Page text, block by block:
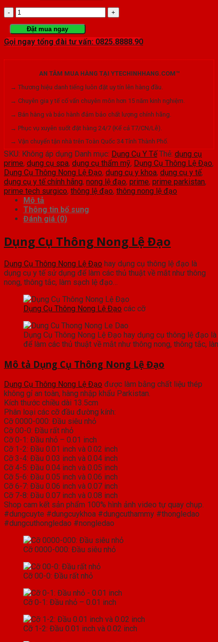
Dụng
Cụ
Thông
Nong
số
lượng
Đặt mua ngay
Gọi ngay tổng đài tư vấn: 0825.8888.90
AN TÂM MUA HÀNG TẠI YTECHINHHANG.COM™
→ Thương hiệu danh tiếng luôn đặt uy tín lên hàng đầu.
→ Chuyên gia y tế cố vấn chuyên môn hơn 15 năm kinh nghiệm.
→ Bán hàng và bảo hành đảm bảo chất lượng chính hãng.
→ Phục vụ xuyên suốt đặt hàng 24/7 (Kể cả T7/CN/Lễ).
→ Vận chuyển tận nhà trên Toàn Quốc 34 Tỉnh Thành Phố.
SKU: Không áp dụng Danh mục: Dụng Cụ Y Tế Thẻ: dụng cụ
prime, dụng cụ spa, dụng cụ thẩm mỹ, Dụng Cụ Thông Lệ Đạo,
Dụng Cụ Thông Nong Lệ Đạo, dụng cụ y khoa, dụng cụ y tế,
dụng cụ y tế chính hãng, nong lệ đạo, prime, prime parkistan,
prime tech surgico, thông lệ đạo, thông nong lệ đạo
Mô tả
Thông tin bổ sung
Đánh giá (0)
Dụng Cụ Thông Nong Lệ Đạo
Dụng Cụ Thông Nong Lệ Đạo hay dụng cụ thông lệ đạo là
dụng cụ y tế sử dụng để làm các thủ thuật về mắt như thông
nong, thông tắc, làm sạch lệ đạo…
Dụng Cụ Thông Nong Lệ Đạo các cỡ
Dụng Cụ Thông Nong Lệ Đạo hay dụng cụ thông lệ đạo
để làm các thủ thuật về mắt như thông nong, thông tắc,
Mô tả Dụng Cụ Thông Nong Lệ Đạo
Dụng Cụ Thông Nong Lệ Đạo được làm bằng chất liệu thép
không gỉ an toàn, hàng nhập khẩu Parkistan.
Kích thước chiều dài 13.5cm
Phân loại các cỡ đầu đường kính:
Cỡ 0000-000: Đầu siêu nhỏ
Cỡ 00-0: Đầu rất nhỏ
Cỡ 0-1: Đầu nhỏ – 0.01 inch
Cỡ 1-2: Đầu 0.01 inch và 0.02 inch
Cỡ 3-4: Đầu 0.03 inch và 0.04 inch
Cỡ 4-5: Đầu 0.04 inch và 0.05 inch
Cỡ 5-6: Đầu 0.05 inch và 0.06 inch
Cỡ 6-7: Đầu 0.06 inch và 0.07 inch
Cỡ 7-8: Đầu 0.07 inch và 0.08 inch
Shop cam kết sản phẩm 100% hình ảnh video tự quay chụp.
#dungcuyte #dungcuykhoa #dungcuthammy #thongledao
#dungcuthongledao #nongledao
Cỡ 0000-000: Đầu siêu nhỏ
Cỡ 00-0: Đầu rất nhỏ
Cỡ 0-1: Đầu nhỏ – 0.01 inch
Cỡ 1-2: Đầu 0.01 inch và 0.02 inch